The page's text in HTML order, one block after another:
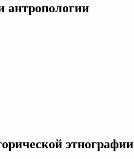
антропологии
этнографии